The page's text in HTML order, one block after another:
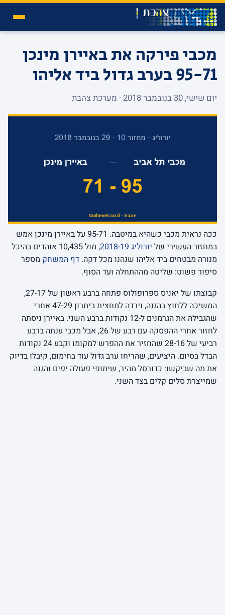
מכבי פירקה את באיירן מינכן
95-71 בערב גדול ביד אליהו
יום שישי, 30 בנובמבר 2018 · מערכת צהבת
ככה נראית מכבי כשהיא במיטבה. 95-71 על באיירן מינכן אמש
במחזור העשירי של יורוליג 2018-19
, מול 10,435 אוהדים בהיכל
מנורה מבטחים ביד אליהו שנהנו מכל דקה. דף המשחק מספר
סיפור פשוט: שליטה מההתחלה ועד הסוף.
קבוצתו של יאניס ספרופולוס פתחה ברבע ראשון של 27-17,
המשיכה ללחוץ בהגנה, וירדה למחצית ביתרון 47-29 אחרי
שהגבילה את הגרמנים ל-12 נקודות ברבע השני. באיירן ניסתה
לחזור אחרי ההפסקה עם רבע של 26, אבל מכבי ענתה ברבע
רביעי של 28-16 שהחזיר את ההפרש למקומו וקבע 24 נקודות
הבדל בסיום. היציעים, שהריחו ערב גדול עוד בחימום, קיבלו בדיוק
את מה שביקשו: כדורסל מהיר, שיתופי פעולה יפים והגנה
שמייצרת סלים קלים בצד השני.